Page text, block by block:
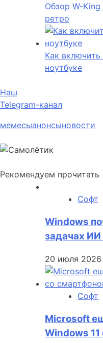
Обзор W-
ретро
Как включить
ноутбуке
Наш
Telegram-канал
мемесыанонсыновости
Рекомендуем прочитать
Софт
Windows
задачах ИИ
20 июля 2026
Софт
Microsoft
Windows